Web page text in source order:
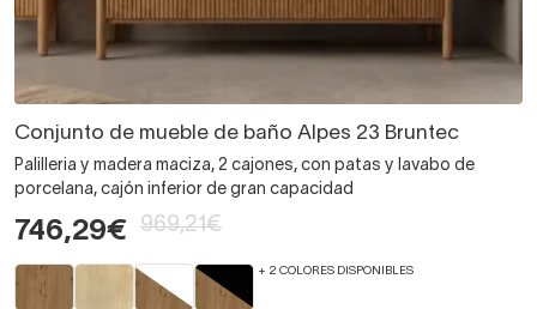
Conjunto de mueble de baño Alpes 23 Bruntec
Palilleria y madera maciza, 2 cajones, con patas y lavabo de
porcelana, cajón inferior de gran capacidad
746,29€ 969,21€
+ 2 COLORES DISPONIBLES